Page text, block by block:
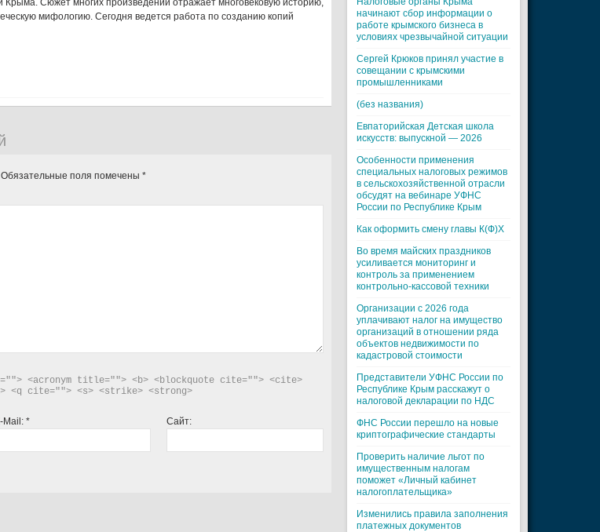
Крыма. Сюжет многих произведений отражает многовековую историю,
мифологию. Сегодня ведется работа по созданию копий
Обязательные поля помечены *
<acronym title=""> <b> <blockquote cite=""> <cite>
<q cite=""> <s> <strike> <strong>
Mail: * Сайт:
начинают сбор информации о
работе крымского бизнеса в
условиях чрезвычайной ситуации
Cергей Крюков принял участие в
совещании с крымскими
промышленниками
(без названия)
Евпаторийская Детская школа
искусств: выпускной — 2026
Особенности применения
специальных налоговых режимов
в сельскохозяйственной отрасли
обсудят на вебинаре УФНС
России по Республике Крым
Как оформить смену главы К(Ф)Х
Во время майских праздников
усиливается мониторинг и
контроль за применением
контрольно-кассовой техники
Организации с 2026 года
уплачивают налог на имущество
организаций в отношении ряда
объектов недвижимости по
кадастровой стоимости
Представители УФНС России по
Республике Крым расскажут о
налоговой декларации по НДС
ФНС России перешло на новые
криптографические стандарты
Проверить наличие льгот по
имущественным налогам
поможет «Личный кабинет
налогоплательщика»
Изменились правила заполнения
платежных документов